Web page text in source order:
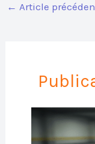
← Article